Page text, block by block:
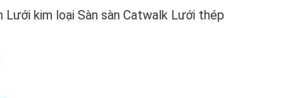
Lưới kim loại Sàn sàn Catwalk Lưới thép